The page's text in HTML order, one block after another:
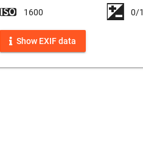
1600 0/1
Show EXIF data